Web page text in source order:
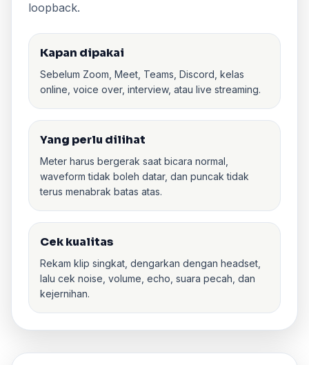
loopback.
Kapan dipakai
Sebelum Zoom, Meet, Teams, Discord, kelas
online, voice over, interview, atau live streaming.
Yang perlu dilihat
Meter harus bergerak saat bicara normal,
waveform tidak boleh datar, dan puncak tidak
terus menabrak batas atas.
Cek kualitas
Rekam klip singkat, dengarkan dengan headset,
lalu cek noise, volume, echo, suara pecah, dan
kejernihan.